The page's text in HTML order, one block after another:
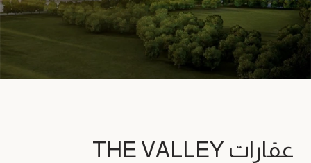
عقارات THE VALLEY